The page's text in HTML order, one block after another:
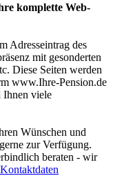
komplette Web-
Adresseintrag des
mit gesonderten
Diese Seiten werden
www.Ihre-Pension.de
Ihnen viele
Wünschen und
zur Verfügung.
beraten - wir